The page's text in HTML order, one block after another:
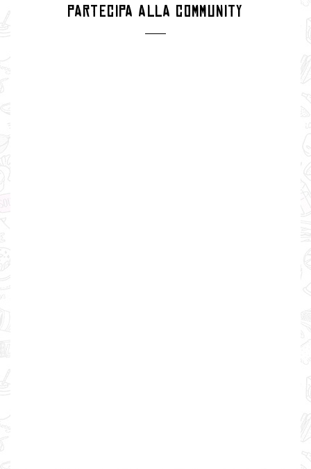
PARTECIPA ALLA COMMUNITY